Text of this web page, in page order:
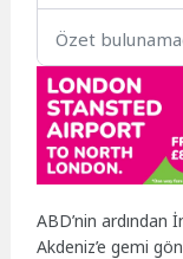
Özet
ABD’nin ardından
Akdeniz’e gemi